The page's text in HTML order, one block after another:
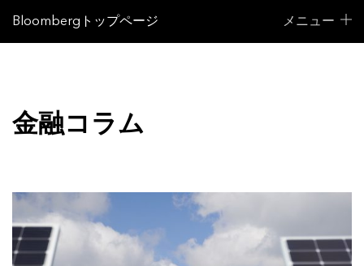
Bloombergトップページ メニュー
金融コラム